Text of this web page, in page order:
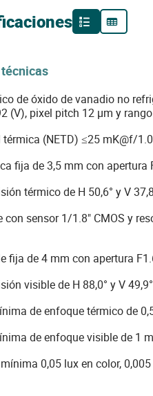
de óxido de vanadio no
(V), pixel pitch 12 µm y
(NETD) ≤25 mK@f/1.0
fija de 3,5 mm con apertura
térmico de H 50,6° y V
con sensor 1/1.8" CMOS y
fija de 4 mm con apertura
visible de H 88,0° y V 49,9°
de enfoque térmico de
de enfoque visible de 1 m
0,05 lux en color,